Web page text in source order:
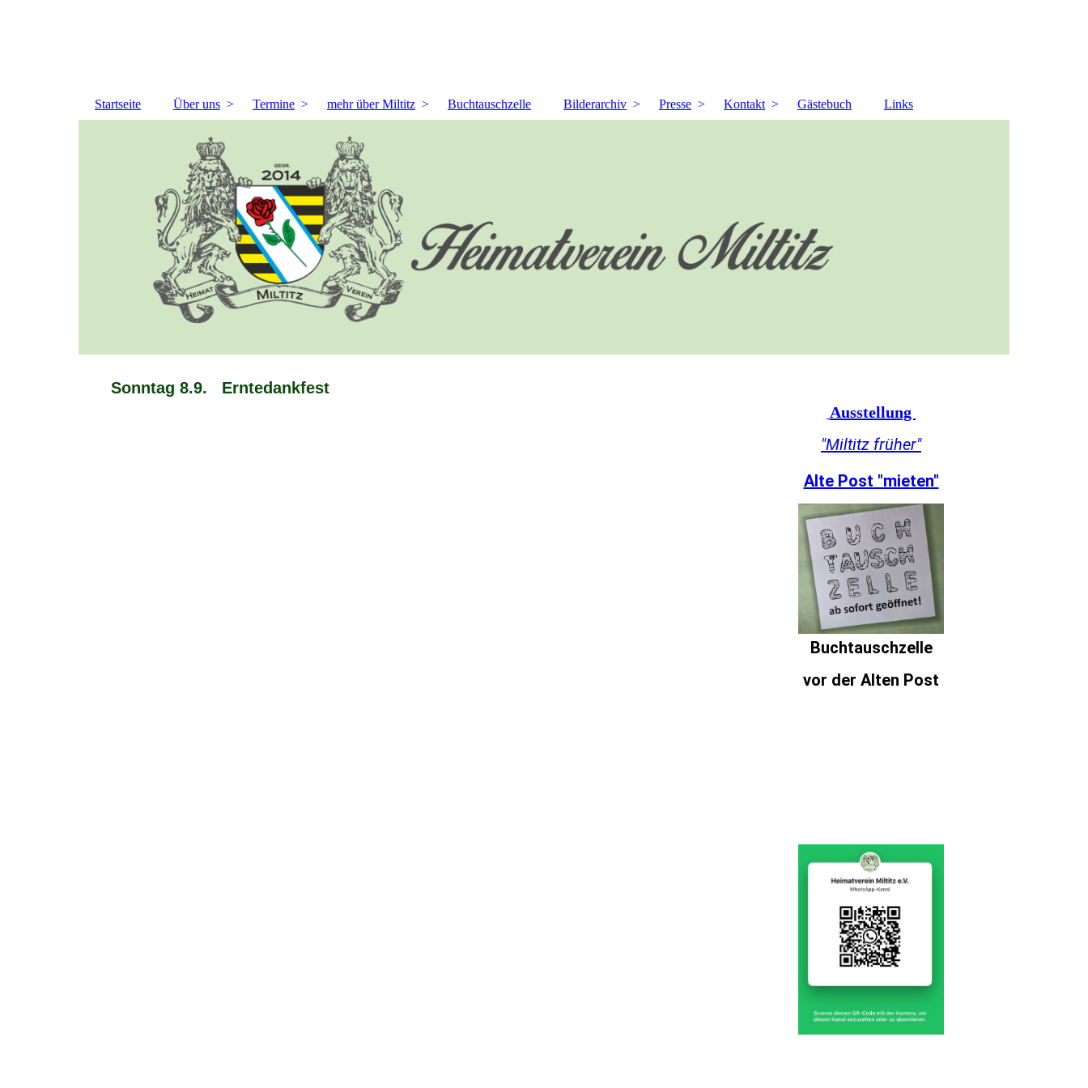
Startseite Über uns Termine mehr über Miltitz Buchtauschzelle Bilderarchiv Presse Kontakt Gästebuch Links
Sonntag 8.9. Erntedankfest
Ausstellung
"Miltitz früher"
Alte Post "mieten"
Buchtauschzelle
vor der Alten Post